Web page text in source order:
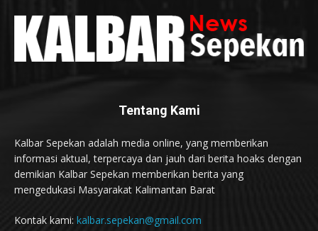
Tentang Kami
Kalbar Sepekan adalah media online, yang memberikan
informasi aktual, terpercaya dan jauh dari berita hoaks dengan
demikian Kalbar Sepekan memberikan berita yang
mengedukasi Masyarakat Kalimantan Barat
Kontak kami: kalbar.sepekan@gmail.com